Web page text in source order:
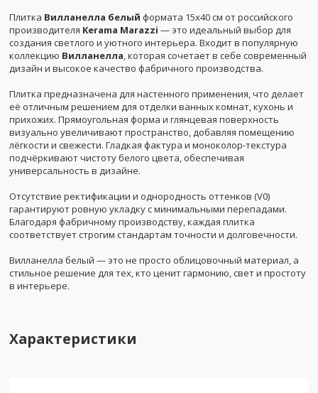
Плитка Вилланелла белый формата 15x40 см от российского
производителя Kerama Marazzi — это идеальный выбор для
создания светлого и уютного интерьера. Входит в популярную
коллекцию Вилланелла , которая сочетает в себе современный
дизайн и высокое качество фабричного производства.
Плитка предназначена для настенного применения, что делает
её отличным решением для отделки ванных комнат, кухонь и
прихожих. Прямоугольная форма и глянцевая поверхность
визуально увеличивают пространство, добавляя помещению
лёгкости и свежести. Гладкая фактура и моноколор-текстура
подчёркивают чистоту белого цвета, обеспечивая
универсальность в дизайне.
Отсутствие ректификации и однородность оттенков (V0)
гарантируют ровную укладку с минимальными перепадами.
Благодаря фабричному производству, каждая плитка
соответствует строгим стандартам точности и долговечности.
Вилланелла белый — это не просто облицовочный материал, а
стильное решение для тех, кто ценит гармонию, свет и простоту
в интерьере.
Характеристики